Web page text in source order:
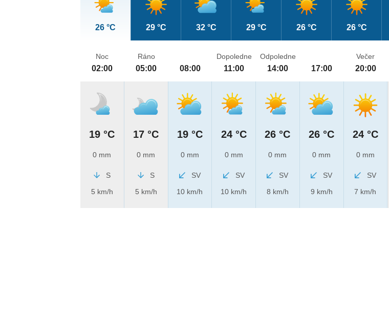
26 °C 29 °C 32 °C 29 °C 26 °C 26 °C
Noc
02:00
19 °C
0 mm
S
5 km/h
Ráno
05:00
17 °C
0 mm
S
5 km/h
08:00
19 °C
0 mm
SV
10 km/h
Dopoledne
11:00
24 °C
0 mm
SV
10 km/h
Odpoledne
14:00
26 °C
0 mm
SV
8 km/h
17:00
26 °C
0 mm
SV
9 km/h
Večer
20:00
24 °C
0 mm
SV
7 km/h